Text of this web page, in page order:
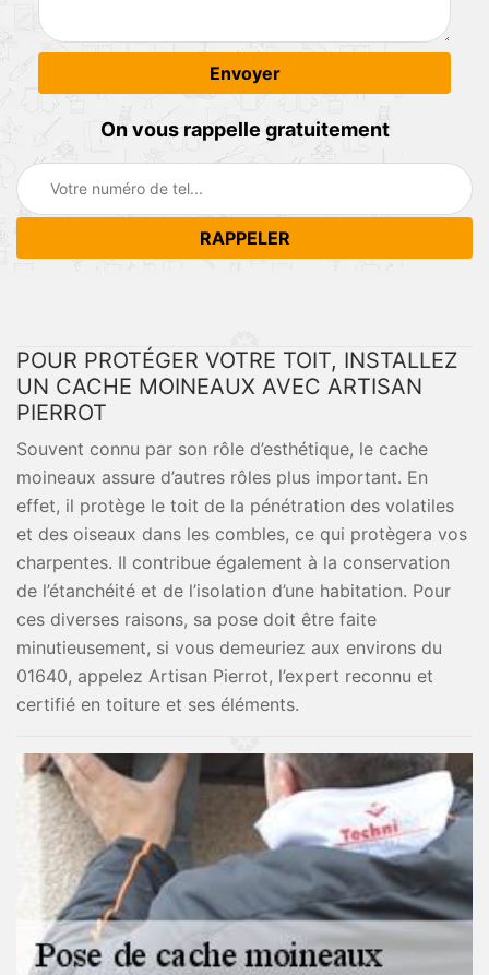
On vous rappelle gratuitement
POUR PROTÉGER VOTRE TOIT, INSTALLEZ
UN CACHE MOINEAUX AVEC ARTISAN
PIERROT
Souvent connu par son rôle d’esthétique, le cache
moineaux assure d’autres rôles plus important. En
effet, il protège le toit de la pénétration des volatiles
et des oiseaux dans les combles, ce qui protègera vos
charpentes. Il contribue également à la conservation
de l’étanchéité et de l’isolation d’une habitation. Pour
ces diverses raisons, sa pose doit être faite
minutieusement, si vous demeuriez aux environs du
01640, appelez Artisan Pierrot, l’expert reconnu et
certifié en toiture et ses éléments.